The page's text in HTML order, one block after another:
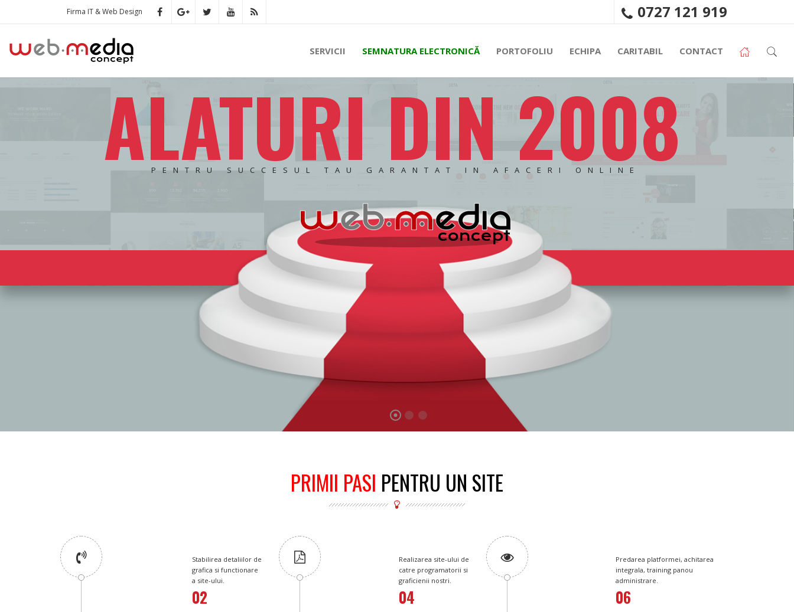
Firma IT & Web Design 0727 121 919
SERVICII SEMNATURA ELECTRONICĂ PORTOFOLIU ECHIPA CARITABIL CONTACT
concept
ALATURI DIN 2008
PENTRU SUCCESUL TAU GARANTAT IN AFACERI ONLINE
PRIMII PASI PENTRU UN SITE
Stabilirea detaliilor de
grafica si functionare
a site-ului.
02
Realizarea site-ului de
catre programatorii si
graficienii nostri.
04
Predarea platformei, achitarea
integrala, training panou
administrare.
06